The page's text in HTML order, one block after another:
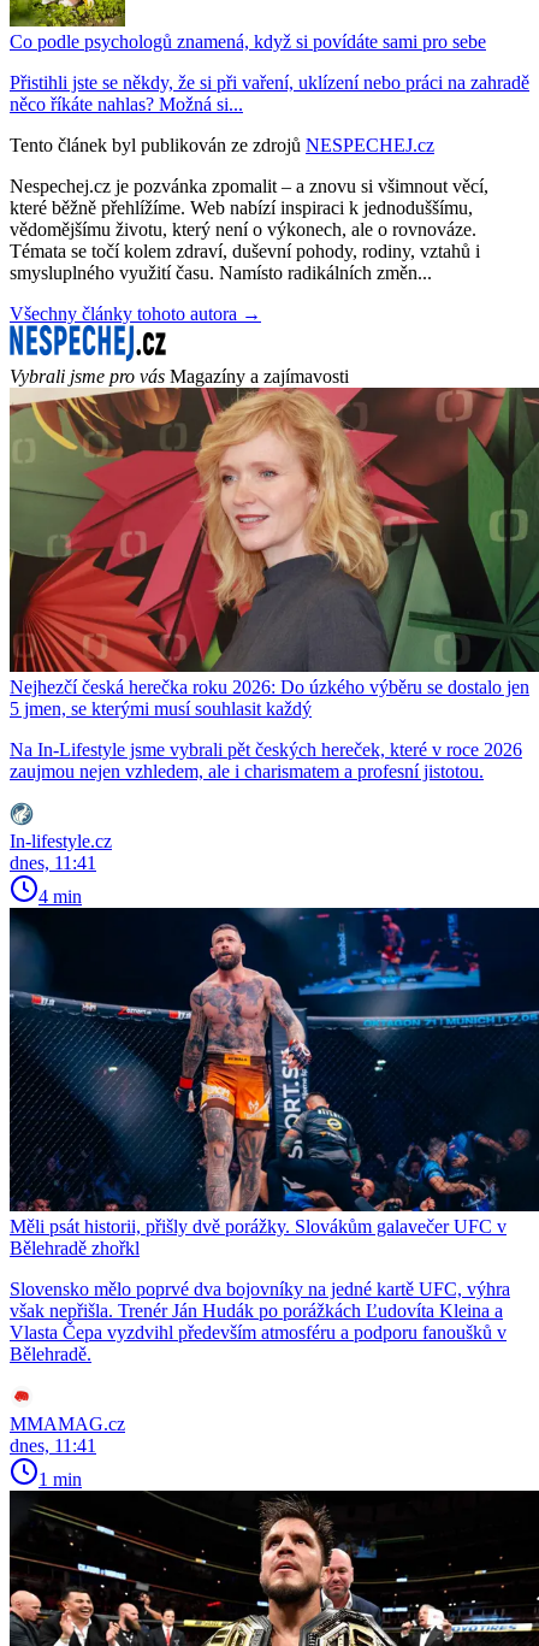
Co podle psychologů znamená, když si povídáte sami pro sebe
Přistihli jste se někdy, že si při vaření, uklízení nebo práci na zahradě
něco říkáte nahlas? Možná si...
Tento článek byl publikován ze zdrojů NESPECHEJ.cz
Nespechej.cz je pozvánka zpomalit – a znovu si všimnout věcí,
které běžně přehlížíme. Web nabízí inspiraci k jednoduššímu,
vědomějšímu životu, který není o výkonech, ale o rovnováze.
Témata se točí kolem zdraví, duševní pohody, rodiny, vztahů i
smysluplného využití času. Namísto radikálních změn...
Všechny články tohoto autora →
Vybrali jsme pro vás Magazíny a zajímavosti
Nejhezčí česká herečka roku 2026: Do úzkého výběru se dostalo jen
5 jmen, se kterými musí souhlasit každý
Na In-Lifestyle jsme vybrali pět českých hereček, které v roce 2026
zaujmou nejen vzhledem, ale i charismatem a profesní jistotou.
In-lifestyle.cz
dnes, 11:41
4 min
Měli psát historii, přišly dvě porážky. Slovákům galavečer UFC v
Bělehradě zhořkl
Slovensko mělo poprvé dva bojovníky na jedné kartě UFC, výhra
však nepřišla. Trenér Ján Hudák po porážkách Ľudovíta Kleina a
Vlasta Čepa vyzdvihl především atmosféru a podporu fanoušků v
Bělehradě.
MMAMAG.cz
dnes, 11:41
1 min